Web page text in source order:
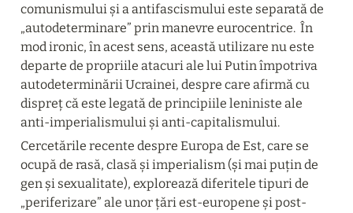
comunismului și a antifascismului este separată de
„autodeterminare” prin manevre eurocentrice.  În
mod ironic, în acest sens, această utilizare nu este
departe de propriile atacuri ale lui Putin împotriva
autodeterminării Ucrainei, despre care afirmă cu
dispreț că este legată de principiile leniniste ale
anti-imperialismului și anti-capitalismului.
Cercetările recente despre Europa de Est, care se
ocupă de rasă, clasă și imperialism (și mai puțin de
gen și sexualitate), explorează diferitele tipuri de
„periferizare” ale unor țări est-europene și post-